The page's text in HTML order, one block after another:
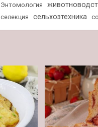
Энтомология
селекция сельхозтехника